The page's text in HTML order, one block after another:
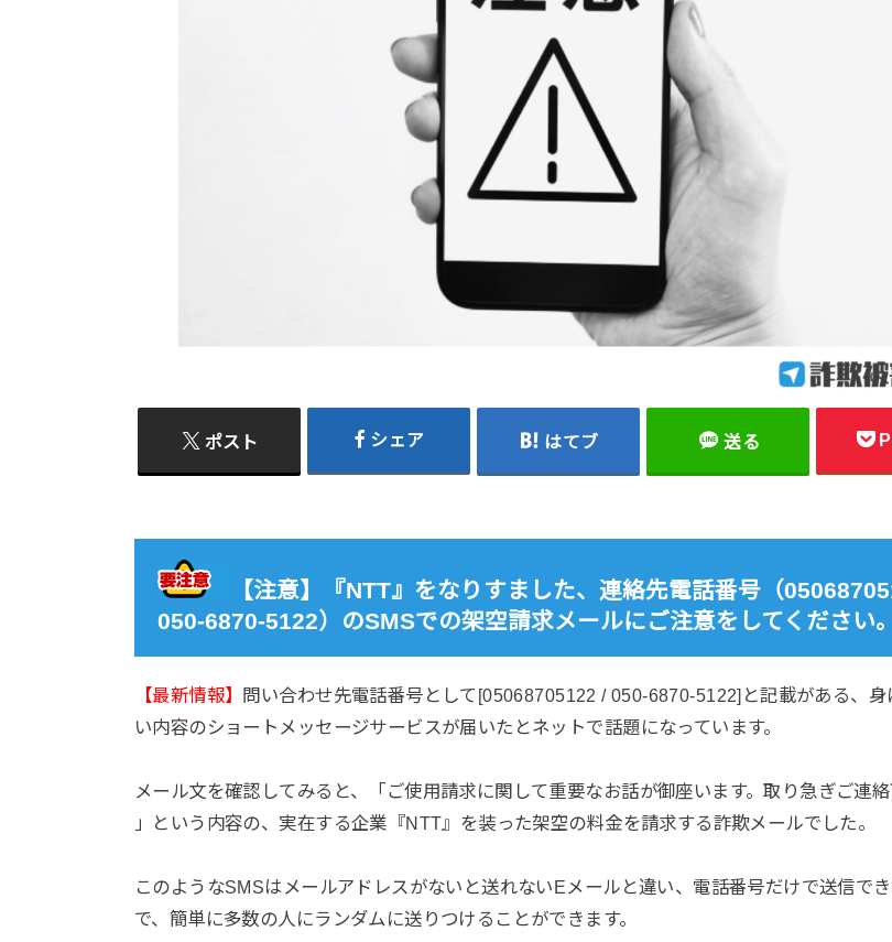
ポスト シェア はてブ 送る
【注意】『NTT』をなりすました、連絡先電話番号（
050-6870-5122）のSMSでの架空請求メールにご注意をしてください。
【最新情報】 問い合わせ先電話番号として[05068705122 / 050-6870-5122]と記載がある、身
い内容のショートメッセージサービスが届いたとネットで話題になっています。
メール文を確認してみると、「ご使用請求に関して重要なお話が御座います。取り急ぎご連絡
」という内容の、実在する企業『NTT』を装った架空の料金を請求する詐欺メールでした。
このようなSMSはメールアドレスがないと送れないEメールと違い、電話番号だけで送信で
で、簡単に多数の人にランダムに送りつけることができます。